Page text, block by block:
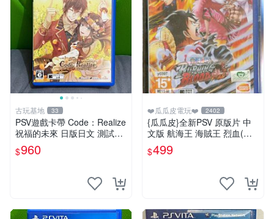
古玩基地 33
PSV遊戲卡帶 Code：Realize
祝福的未來 日版日文 測試正
常適合收藏 成色如圖 過去久
遠使用痕跡 游戲機玩古早遊
$960
❤️瓜瓜皮電玩❤️ 2402
{瓜瓜皮}全新PSV 原版片 中
文版 航海王 海賊王 烈血(內
附初回特點-不清楚有沒有過
期)(遊戲都有回收)
$499